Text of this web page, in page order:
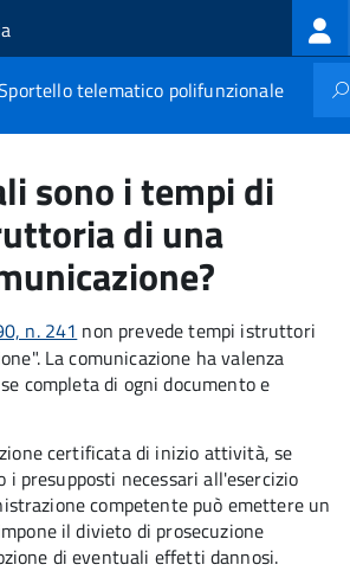
principale
telematico polifunzionale
sono i tempi di
di una
n. 241 non prevede tempi istruttori
La comunicazione ha valenza
completa di ogni documento e
certificata di inizio attività, se
i presupposti necessari all'esercizio
competente può emettere un
il divieto di prosecuzione
di eventuali effetti dannosi.